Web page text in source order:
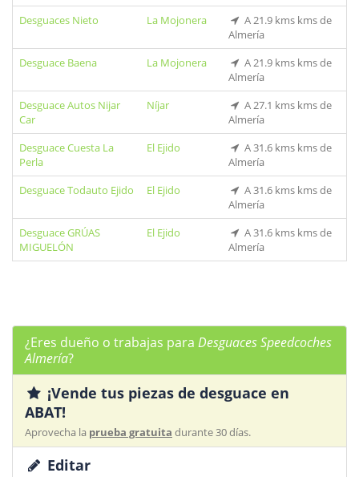
Desguaces Nieto
La Mojonera
A 21.9 kms kms de
Almería
Desguace Baena
La Mojonera
A 21.9 kms kms de
Almería
Desguace Autos Nijar
Car
Níjar
A 27.1 kms kms de
Almería
Desguace Cuesta La
Perla
El Ejido
A 31.6 kms kms de
Almería
Desguace Todauto Ejido
El Ejido
A 31.6 kms kms de
Almería
Desguace GRÚAS
MIGUELÓN
El Ejido
A 31.6 kms kms de
Almería
¿Eres dueño o trabajas para Desguaces Speedcoches
Almería?
¡Vende tus piezas de desguace en
ABAT!
Aprovecha la prueba gratuita durante 30 días.
Editar